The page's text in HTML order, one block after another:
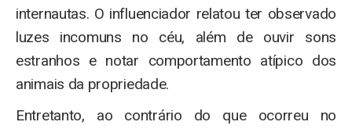
internautas. O influenciador relatou ter observado
luzes incomuns no céu, além de ouvir sons
estranhos e notar comportamento atípico dos
animais da propriedade.
Entretanto, ao contrário do que ocorreu no